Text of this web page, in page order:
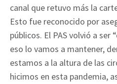
canal que retuvo más la
Esto fue reconocido por
públicos. El PAS volvió a ser
eso lo vamos a mantener,
estamos a la altura de las
hicimos en esta pandemia,